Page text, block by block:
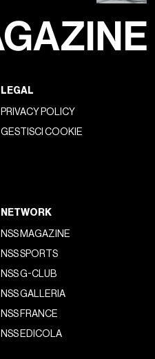
LEGAL
PRIVACY POLICY
GESTISCI COOKIE
NETWORK
NSS MAGAZINE
NSS SPORTS
NSS G-CLUB
NSS GALLERIA
NSS FRANCE
NSS EDICOLA